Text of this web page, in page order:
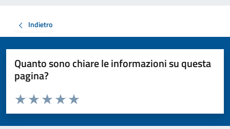
Indietro
Quanto sono chiare le informazioni su questa
pagina?
Valuta da 1 a 5 stelle la pagina
Valuta 5 stelle su 5
Valuta 4 stelle su 5
Valuta 3 stelle su 5
Valuta 2 stelle su 5
Valuta 1 stelle su 5